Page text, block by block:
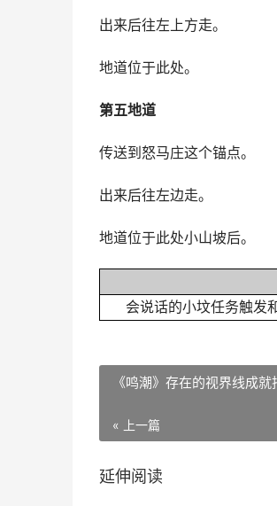
出来后往左上方走。
地道位于此处。
第五地道
传送到怒马庄这个锚点。
出来后往左边走。
地道位于此处小山坡后。
会说话的小坟任务触发
《鸣潮》存在的视界线成
« 上一篇
延伸阅读